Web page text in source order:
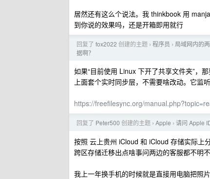
居然还有这么个说法。我 thinkbook 用
到你说的效果吗，还是开箱即用就行
回复了 fox2022 创建的主题 › 程序员 › 局域网内的
据啊？
如果“目前使用 Linux 下开了共享文件夹”，
上面套个实时同步层，不需要啥改动。它
https://freefilesync.org/
回复了 Peter500 创建的主题 › Apple › 请问 Apple
按照 云上贵州 iCloud 和 iCloud 存储实际上
跨区存储迁移出点啥事问两边的客服都不明
我上一年换手机的时候就是直接用电脑把照